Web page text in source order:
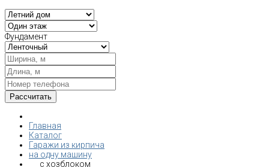
Фундамент
Главная
Каталог
Гаражи из кирпича
на одну машину
с хозблоком